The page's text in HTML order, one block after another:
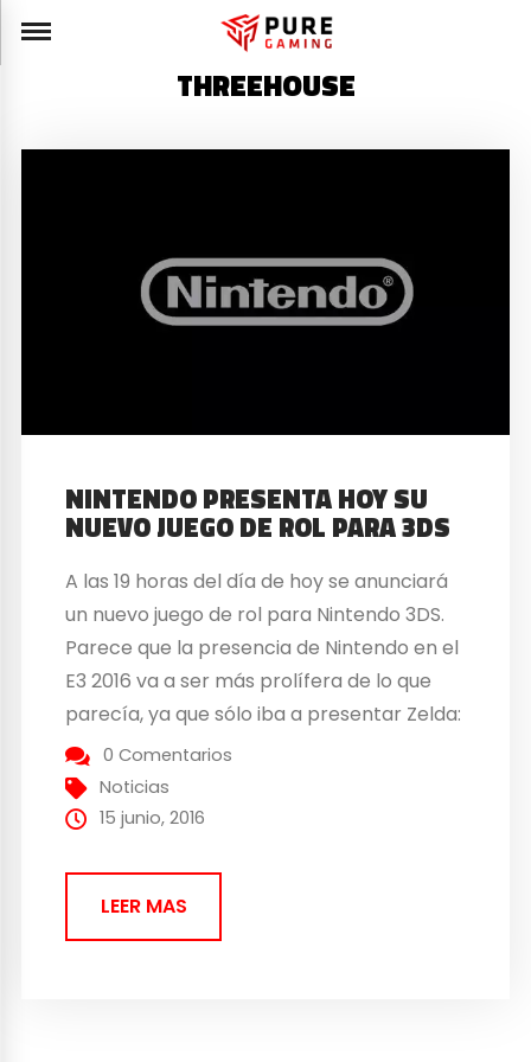
THREEHOUSE
NINTENDO PRESENTA HOY SU
NUEVO JUEGO DE ROL PARA 3DS
A las 19 horas del día de hoy se anunciará
un nuevo juego de rol para Nintendo 3DS.
Parece que la presencia de Nintendo en el
E3 2016 va a ser más prolífera de lo que
parecía, ya que sólo iba a presentar Zelda:
Breath of the Wild. No se sabe nada de lo
que...
0 Comentarios
Noticias
15 junio, 2016
LEER MAS